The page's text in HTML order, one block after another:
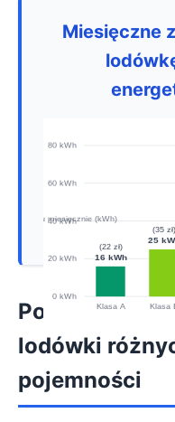
Miesięczne
Porównanie
lodówki
pojemności